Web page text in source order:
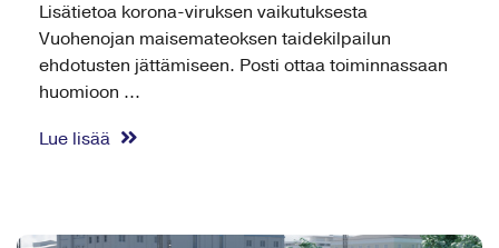
Lisätietoa korona-viruksen vaikutuksesta
Vuohenojan maisemateoksen taidekilpailun
ehdotusten jättämiseen. Posti ottaa toiminnassaan
huomioon ...
Lue lisää